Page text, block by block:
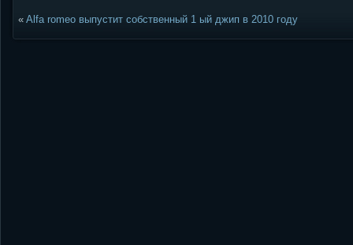
« Alfa romeo выпустит собственный 1 ый джип в 2010 году